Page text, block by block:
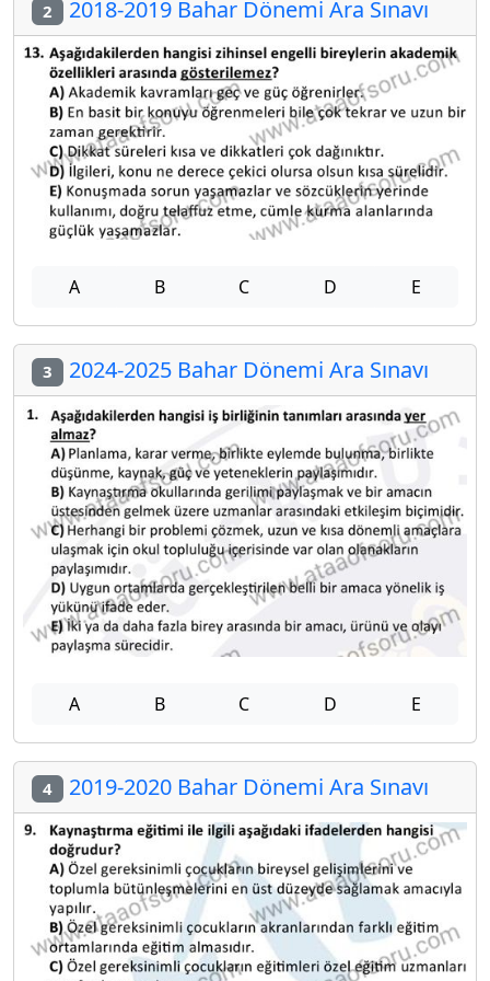
2 2018-2019 Bahar Dönemi Ara Sınavı
A B C D E
3 2024-2025 Bahar Dönemi Ara Sınavı
A B C D E
4 2019-2020 Bahar Dönemi Ara Sınavı